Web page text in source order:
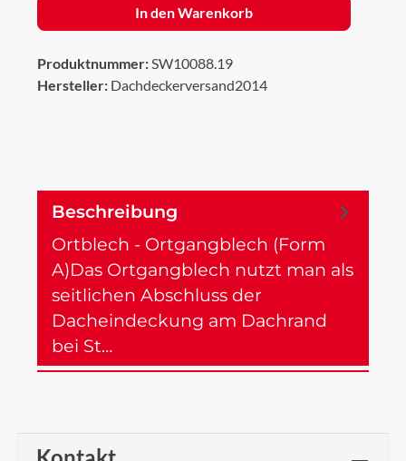
In den Warenkorb
Produktnummer:SW10088.19
Hersteller: Dachdeckerversand2014
Beschreibung
Ortblech - Ortgangblech (Form
A)Das Ortgangblech nutzt man als
seitlichen Abschluss der
Dacheindeckung am Dachrand
bei St…